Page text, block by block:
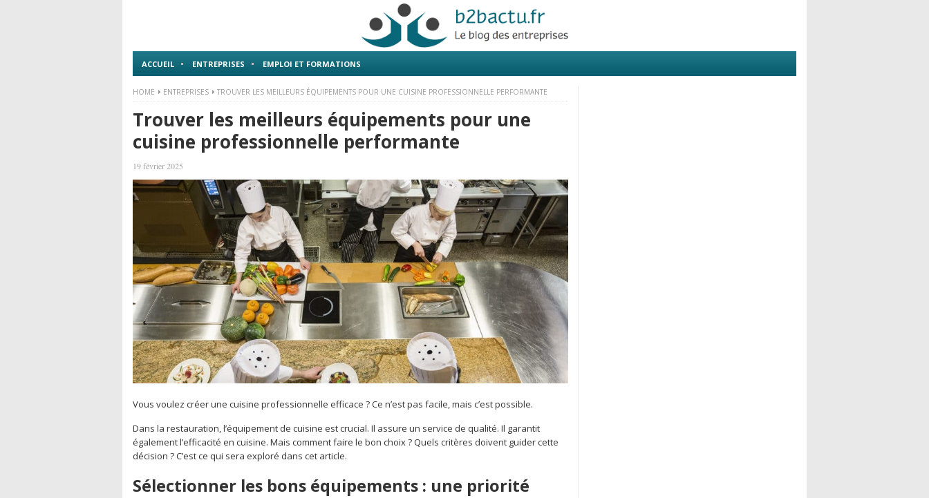
ACCUEIL ENTREPRISES EMPLOI ET FORMATIONS
HOME ENTREPRISES TROUVER LES MEILLEURS ÉQUIPEMENTS POUR UNE CUISINE PROFESSIONNELLE PERFORMANTE
Trouver les meilleurs équipements pour une
cuisine professionnelle performante
19 février 2025
Vous voulez créer une cuisine professionnelle efficace ? Ce n’est pas facile, mais c’est possible.
Dans la restauration, l’équipement de cuisine est crucial. Il assure un service de qualité. Il garantit
également l’efficacité en cuisine. Mais comment faire le bon choix ? Quels critères doivent guider cette
décision ? C’est ce qui sera exploré dans cet article.
Sélectionner les bons équipements : une priorité